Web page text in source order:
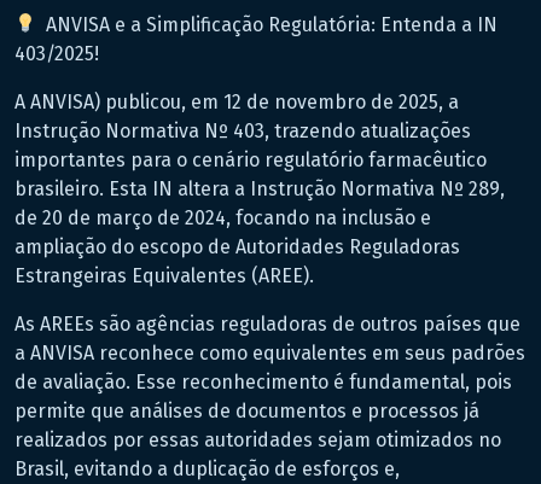
ANVISA e a Simplificação Regulatória: Entenda a IN
403/2025!
A ANVISA) publicou, em 12 de novembro de 2025, a
Instrução Normativa Nº 403, trazendo atualizações
importantes para o cenário regulatório farmacêutico
brasileiro. Esta IN altera a Instrução Normativa Nº 289,
de 20 de março de 2024, focando na inclusão e
ampliação do escopo de Autoridades Reguladoras
Estrangeiras Equivalentes (AREE).
As AREEs são agências reguladoras de outros países que
a ANVISA reconhece como equivalentes em seus padrões
de avaliação. Esse reconhecimento é fundamental, pois
permite que análises de documentos e processos já
realizados por essas autoridades sejam otimizados no
Brasil, evitando a duplicação de esforços e,